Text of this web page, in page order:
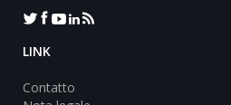
LINK
Contatto